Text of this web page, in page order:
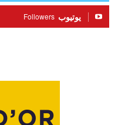
يوتيوب Followers